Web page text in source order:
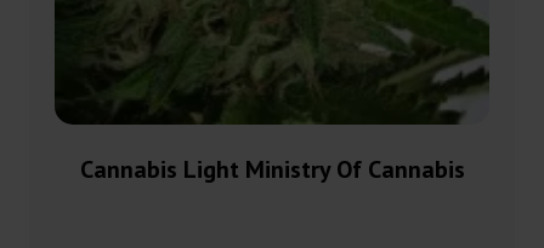
Cannabis Light Ministry Of Cannabis